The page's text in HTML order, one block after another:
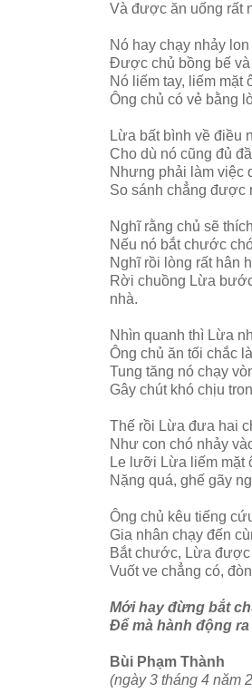
Và được ăn uống rất
Nó hay chạy nhảy lon
Được chủ bồng bế và
Nó liếm tay, liếm mặt
Ông chủ có vẻ bằng
Lừa bất bình về điều
Cho dù nó cũng đủ
Nhưng phải làm việc
So sánh chẳng được
Nghĩ rằng chủ sẽ
Nếu nó bắt chước
Nghĩ rồi lòng rất hân
Rời chuồng Lừa
nhà.
Nhìn quanh thì Lừa
Ông chủ ăn tối chắc
Tung tăng nó chạy
Gây chút khó chịu
Thế rồi Lừa đưa hai
Như con chó nhảy
Le lưỡi Lừa liếm mặt
Nặng quá, ghế gãy
Ông chủ kêu tiếng
Gia nhân chạy đến
Bắt chước, Lừa được
Vuốt ve chẳng có,
Mới hay đừng bắt
Để mà hành động
Bùi Phạm Thành
(ngày 3 tháng 4 năm